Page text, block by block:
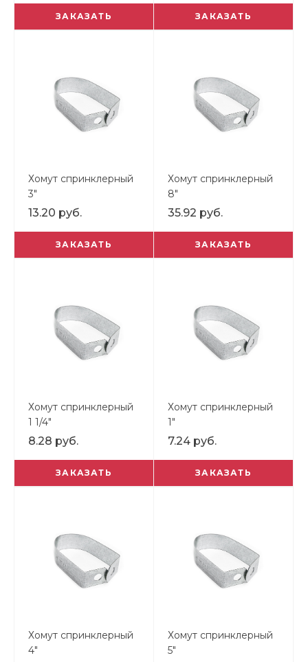
ЗАКАЗАТЬ ЗАКАЗАТЬ
Хомут спринклерный
3"
13.20 руб.
ЗАКАЗАТЬ
Хомут спринклерный
8"
35.92 руб.
ЗАКАЗАТЬ
Хомут спринклерный
1 1/4"
8.28 руб.
ЗАКАЗАТЬ
Хомут спринклерный
1"
7.24 руб.
ЗАКАЗАТЬ
Хомут спринклерный
4"
Хомут спринклерный
5"